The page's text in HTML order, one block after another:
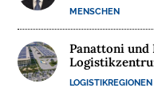
MENSCHEN
Panattoni und
LOGISTIKREGIONEN